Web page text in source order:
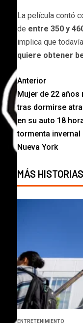
La película contó
de entre 350 y
implica que
quiere obtener
Anterior
Mujer de 22 años
tras dormirse
en su auto 18
tormenta invernal
Nueva York
MÁS HISTORIAS
ENTRETENIMIENTO